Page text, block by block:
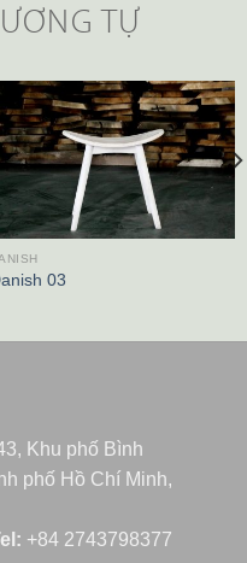
TỰ
03
Khu phố Bình
phố Hồ Chí Minh,
+84 2743798377